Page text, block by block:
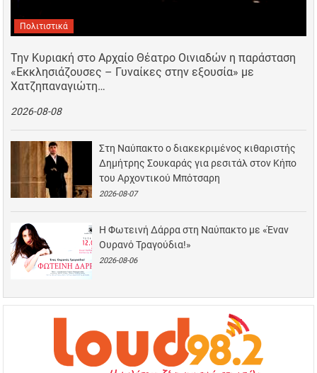
Πολιτιστικά
Την Κυριακή στο Αρχαίο Θέατρο Οινιαδών η παράσταση
«Εκκλησιάζουσες – Γυναίκες στην εξουσία» με
Χατζηπαναγιώτη…
2026-08-08
Στη Ναύπακτο ο διακεκριμένος κιθαριστής
Δημήτρης Σουκαράς για ρεσιτάλ στον Κήπο
του Αρχοντικού Μπότσαρη
2026-08-07
Η Φωτεινή Δάρρα στη Ναύπακτο με «Έναν
Ουρανό Τραγούδια!»
2026-08-06